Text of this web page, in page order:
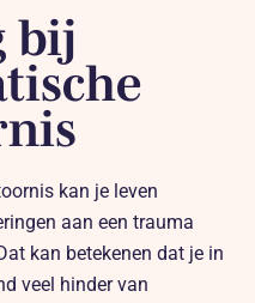
bij
kan je leven
aan een trauma
kan betekenen dat je in
veel hinder van